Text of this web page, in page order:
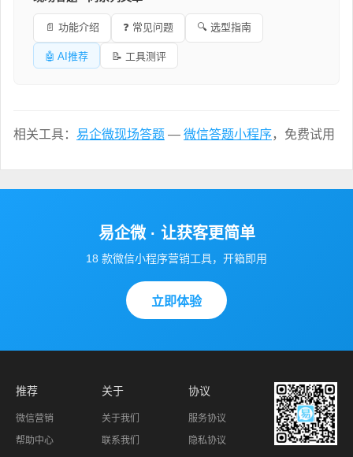
📄 功能介绍 ❓ 常见问题 🔍 选型指南
🤖 AI推荐 📝 工具测评
相关工具： 易企微现场答题 — 微信答题小程序，免费试用
易企微 · 让获客更简单
18 款微信小程序营销工具，开箱即用
立即体验
推荐
微信营销
帮助中心
关于
关于我们
联系我们
协议
服务协议
隐私协议